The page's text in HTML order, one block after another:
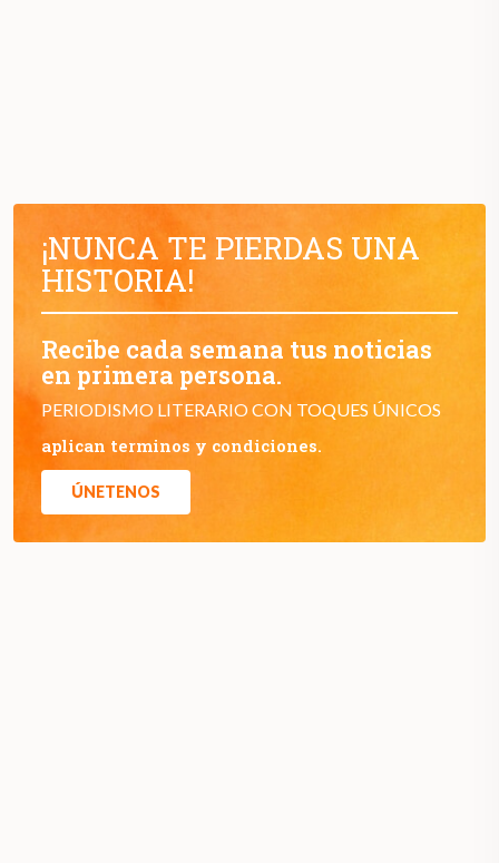
¡NUNCA TE PIERDAS UNA
HISTORIA!
Recibe cada semana tus noticias
en primera persona.
PERIODISMO LITERARIO CON TOQUES ÚNICOS
aplican terminos y condiciones.
ÚNETENOS